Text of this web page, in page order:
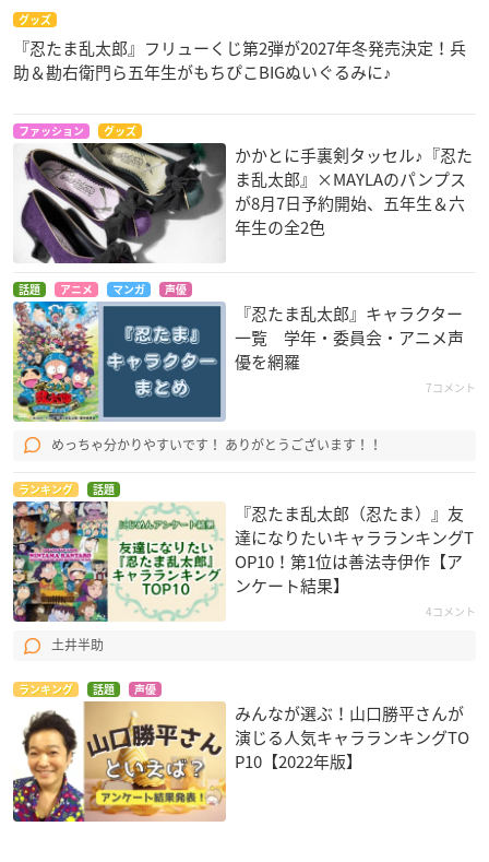
グッズ
『忍たま乱太郎』フリューくじ第2弾が2027年冬発売決定！兵
助＆勘右衛門ら五年生がもちぴこBIGぬいぐるみに♪
ファッション グッズ
かかとに手裏剣タッセル♪『忍た
ま乱太郎』×MAYLAのパンプス
が8月7日予約開始、五年生＆六
年生の全2色
話題 アニメ マンガ 声優
『忍たま乱太郎』キャラクター
一覧 学年・委員会・アニメ声
優を網羅
7コメント
めっちゃ分かりやすいです！ ありがとうございます！！
ランキング 話題
『忍たま乱太郎（忍たま）』友
達になりたいキャラランキングT
OP10！第1位は善法寺伊作【ア
ンケート結果】
4コメント
土井半助
ランキング 話題 声優
みんなが選ぶ！山口勝平さんが
演じる人気キャラランキングTO
P10【2022年版】